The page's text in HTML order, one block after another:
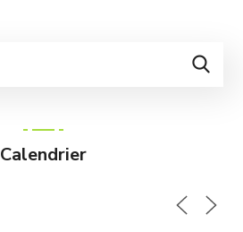
Calendrier